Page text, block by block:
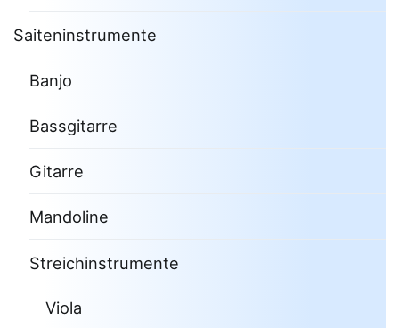
Saiteninstrumente
Banjo
Bassgitarre
Gitarre
Mandoline
Streichinstrumente
Viola